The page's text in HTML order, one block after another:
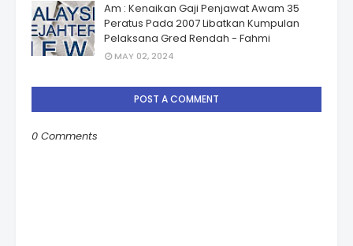
Am : Kenaikan Gaji Penjawat Awam 35
Peratus Pada 2007 Libatkan Kumpulan
Pelaksana Gred Rendah - Fahmi
MAY 02, 2024
POST A COMMENT
0 Comments